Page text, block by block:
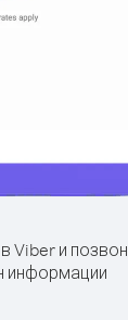
Viber и
информации